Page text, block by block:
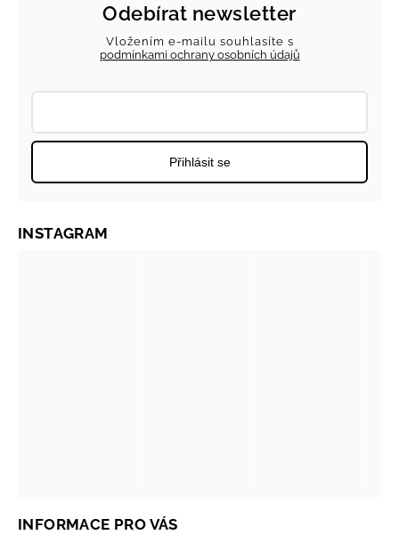
Odebírat newsletter
Vložením e-mailu souhlasíte s
podmínkami ochrany osobních údajů
Přihlásit se
INFORMACE PRO VÁS
INSTAGRAM